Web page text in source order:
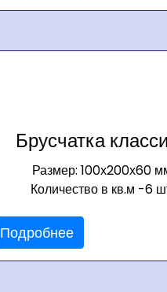
Брусчатка
Размер: 100х200х60
Количество в кв.м -6
Подробнее